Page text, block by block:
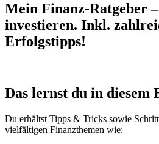
Mein Finanz-Ratgeber
investieren. Inkl.
Erfolgstipps!
Das lernst du in diesem
Du erhältst Tipps & Tricks sowie
vielfältigen Finanzthemen wie: